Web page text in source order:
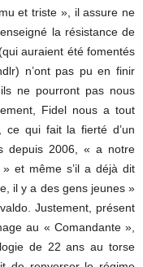
et triste », il assure ne
la résistance de
auraient été fomentés
n’ont pas pu en finir
ne pourront pas nous
Fidel nous a tout
ce qui fait la fierté d’un
depuis 2006, « a notre
et même s’il a déjà dit
il y a des gens jeunes »
Justement, présent
au « Comandante »,
de 22 ans au torse